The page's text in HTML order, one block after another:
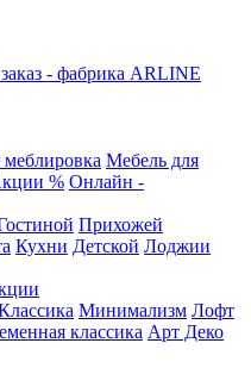
Мебель для
% Онлайн -
Прихожей
Кухни Детской Лоджии
Минимализм Лофт
классика Арт Деко